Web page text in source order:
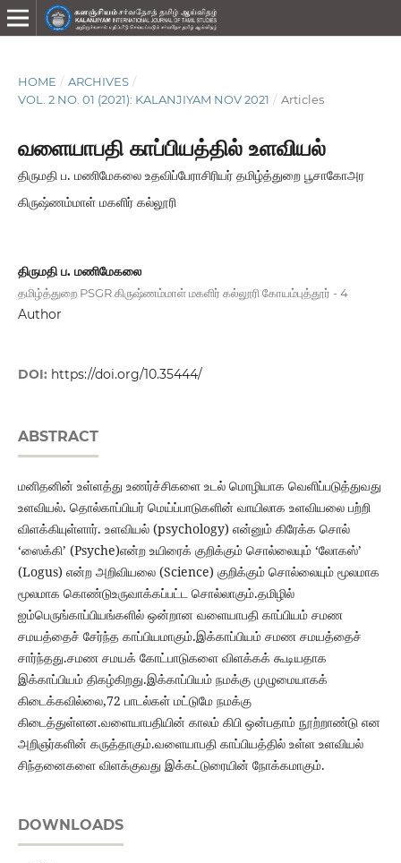
HOME / ARCHIVES /
VOL. 2 NO. 01 (2021): KALANJIYAM NOV 2021 / Articles
வளையாபதி காப்பியத்தில் உளவியல்
திருமதி ப. மணிமேகலை உதவிப்பேராசிரியர் தமிழ்த்துறை பூசாகோஅர
கிருஷ்ணம்மாள் மகளிர் கல்லூரி
திருமதி ப. மணிமேகலை
தமிழ்த்துறை PSGR கிருஷ்ணம்மாள் மகளிர் கல்லூரி கோயம்புத்தூர் - 4
Author
DOI: https://doi.org/10.35444/
ABSTRACT
மனிதனின் உள்ளத்து உணர்ச்சிகளை உடல் மொழியாக வெளிப்படுத்துவது
உளவியல். தொல்காப்பியர் மெய்ப்பாடுகளின் வாயிலாக உளவியலை பற்றி
விளக்கியுள்ளார். உளவியல் (psychology) என்னும் கிரேக்க சொல்
‘ஸைக்கி’ (Psyche)என்ற உயிரைக் குறிக்கும் சொல்லையும் ‘லோகஸ்’
(Logus) என்ற அறிவியலை (Science) குறிக்கும் சொல்லையும் மூலமாக
மூலமாக கொண்டுஉருவாக்கப்பட்ட சொல்லாகும்.தமிழில்
ஐம்பெருங்காப்பியங்களில் ஒன்றான வளையாபதி காப்பியம் சமண
சமயத்தைச் சேர்ந்த காப்பியமாகும்.இக்காப்பியம் சமண சமயத்தைச்
சார்ந்தது.சமண சமயக் கோட்பாடுகளை விளக்கக் கூடியதாக
இக்காப்பியம் திகழ்கிறது.இக்காப்பியம் நமக்கு முழுமையாகக்
கிடைக்கவில்லை,72 பாடல்கள் மட்டுமே நமக்கு
கிடைத்துள்ளன.வளையாபதியின் காலம் கிபி ஒன்பதாம் நூற்றாண்டு என
அறிஞர்களின் கருத்தாகும்.வளையாபதி காப்பியத்தில் உள்ள உளவியல்
சிந்தனைகளை விளக்குவது இக்கட்டுரையின் நோக்கமாகும்.
DOWNLOADS